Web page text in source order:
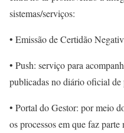
sistemas/serviços:
• Emissão de Certidão
• Push: serviço para
publicadas no diário oficial de
• Portal do Gestor: por meio
os processos em que faz